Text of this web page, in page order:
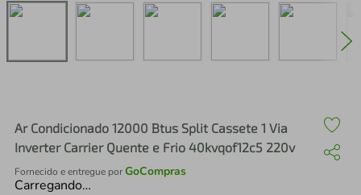
Ar Condicionado 12000 Btus Split Cassete 1 Via
Inverter Carrier Quente e Frio 40kvqof12c5 220v
Fornecido e entregue porGoCompras
Carregando…
perfume